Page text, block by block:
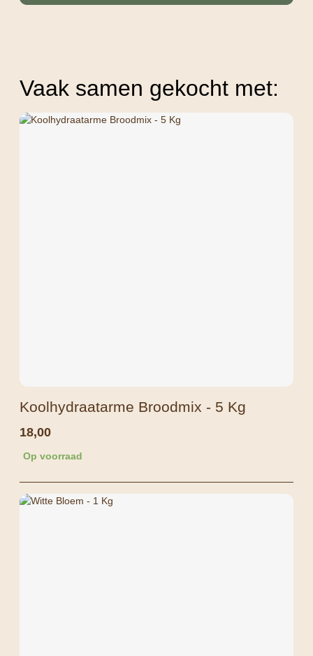
Vaak samen gekocht met:
Koolhydraatarme Broodmix - 5 Kg
18,00
Op voorraad